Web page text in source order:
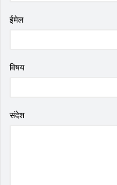
ईमेल
विषय
संदेश